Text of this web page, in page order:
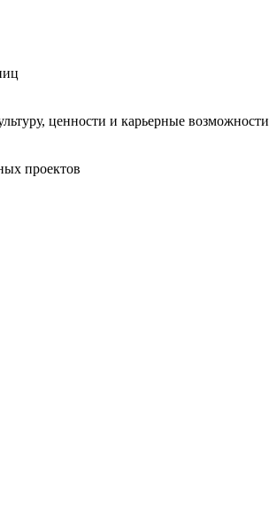
ценности и карьерные возможности
проектов